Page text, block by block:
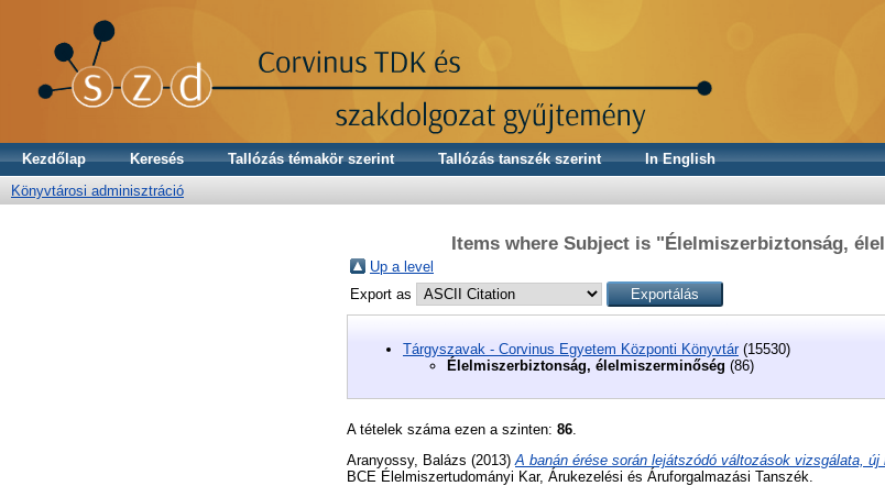
Kezdőlap Keresés Tallózás témakör szerint Tallózás tanszék szerint
In English
Könyvtárosi adminisztráció
Items where Subject is "Élelmiszerbiztonság,
Up a level
Export as
Tárgyszavak - Corvinus Egyetem Központi Könyvtár(15530)
Élelmiszerbiztonság, élelmiszerminőség (86)
A tételek száma ezen a szinten: 86.
Aranyossy, Balázs (2013)A banán érése során lejátszódó változások vizsgálata, új
BCE Élelmiszertudományi Kar, Árukezelési és Áruforgalmazási Tanszék.